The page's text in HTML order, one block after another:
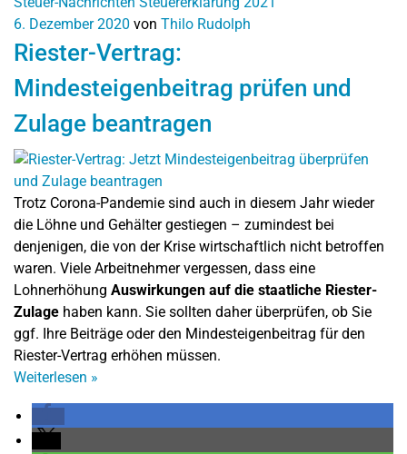
6. Dezember 2020 von Thilo Rudolph
Riester-Vertrag:
Mindesteigenbeitrag prüfen und
Zulage beantragen
Trotz Corona-Pandemie sind auch in diesem Jahr wieder
die Löhne und Gehälter gestiegen – zumindest bei
denjenigen, die von der Krise wirtschaftlich nicht betroffen
waren. Viele Arbeitnehmer vergessen, dass eine
Lohnerhöhung Auswirkungen auf die staatliche Riester-
Zulage haben kann. Sie sollten daher überprüfen, ob Sie
ggf. Ihre Beiträge oder den Mindesteigenbeitrag für den
Riester-Vertrag erhöhen müssen.
Weiterlesen »